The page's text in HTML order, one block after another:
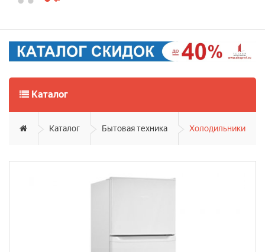
Каталог
Каталог Бытовая техника Холодильники